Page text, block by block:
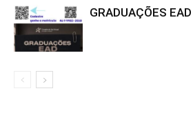
GRADUAÇÕES EAD